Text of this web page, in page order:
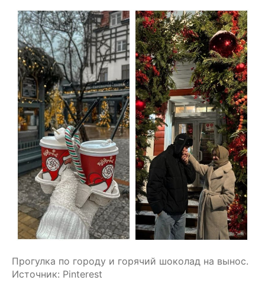
Прогулка по городу и горячий шоколад на вынос.
Источник: Pinterest